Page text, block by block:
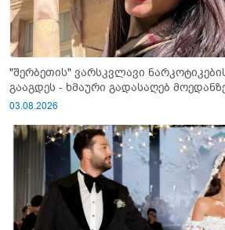
"შერბეთის" ვარსკვლავი
გააგდეს - ხმაური გადასაღებ
03.08.2026